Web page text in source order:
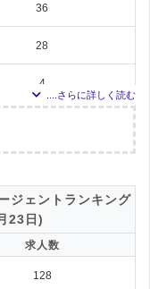
36
28
4
0
0
0
について
索ワードで検索して掲載し
」企業を対象。
ジェントランキング
23日)
求人数
128